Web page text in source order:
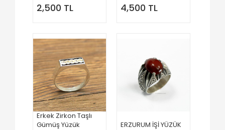
2,500 TL 4,500 TL
Erkek Zirkon Taşlı
Gümüş Yüzük
ERZURUM İŞİ YÜZÜK